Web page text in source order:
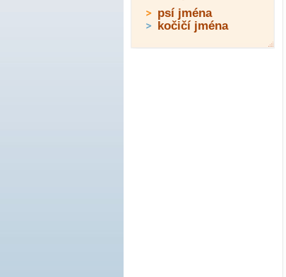
psí jména
kočičí jména